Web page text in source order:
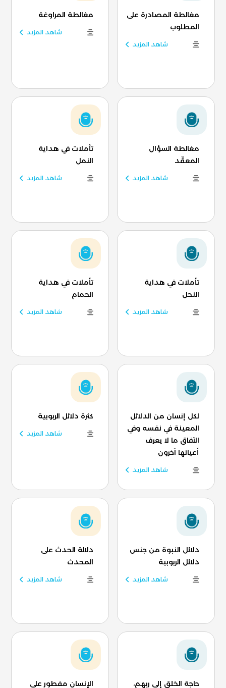
مغالطة المصادرة على
المطلوب
شاهد المزيد
مغالطة المراوغة
شاهد المزيد
مغالطة السؤال
المعقّد
شاهد المزيد
تأملات في هداية
النمل
شاهد المزيد
تأملات في هداية
النحل
شاهد المزيد
تأملات في هداية
الحمام
شاهد المزيد
لكل إنسان من الدلائل
المعينة في نفسه وفي
الآفاق ما لا يعرف
أعيانها آخرون
شاهد المزيد
كثرة دلائل الربوبية
شاهد المزيد
دلائل النبوة من جنس
دلائل الربوبية
شاهد المزيد
دلالة الحدث على
المحدث
شاهد المزيد
حاجة الخلق إلى ربهم، الإنسان مفطور على